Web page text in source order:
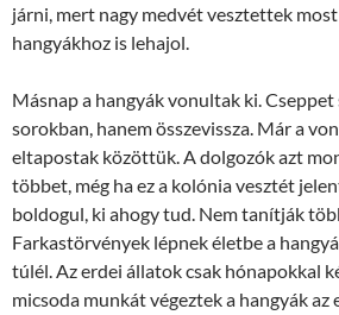
járni, mert nagy medvét vesztettek
hangyákhoz is lehajol.
Másnap a hangyák vonultak ki. Cseppet
sorokban, hanem összevissza. Már a
eltapostak közöttük. A dolgozók azt
többet, még ha ez a kolónia vesztét
boldogul, ki ahogy tud. Nem tanítják
Farkastörvények lépnek életbe a
túlél. Az erdei állatok csak hónapokkal
micsoda munkát végeztek a hangyák az